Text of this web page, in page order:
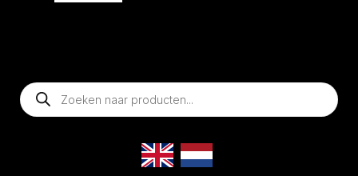
Producten
zoeken